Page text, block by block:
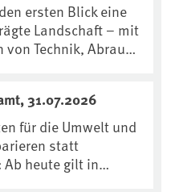
ersten Blick eine
Landschaft – mit
Technik, Abraum
Vergangenheit.
wie sich aus
Böden
Fuß fassen & neue
31.07.2026
für die Umwelt und
statt
Ab heute gilt in